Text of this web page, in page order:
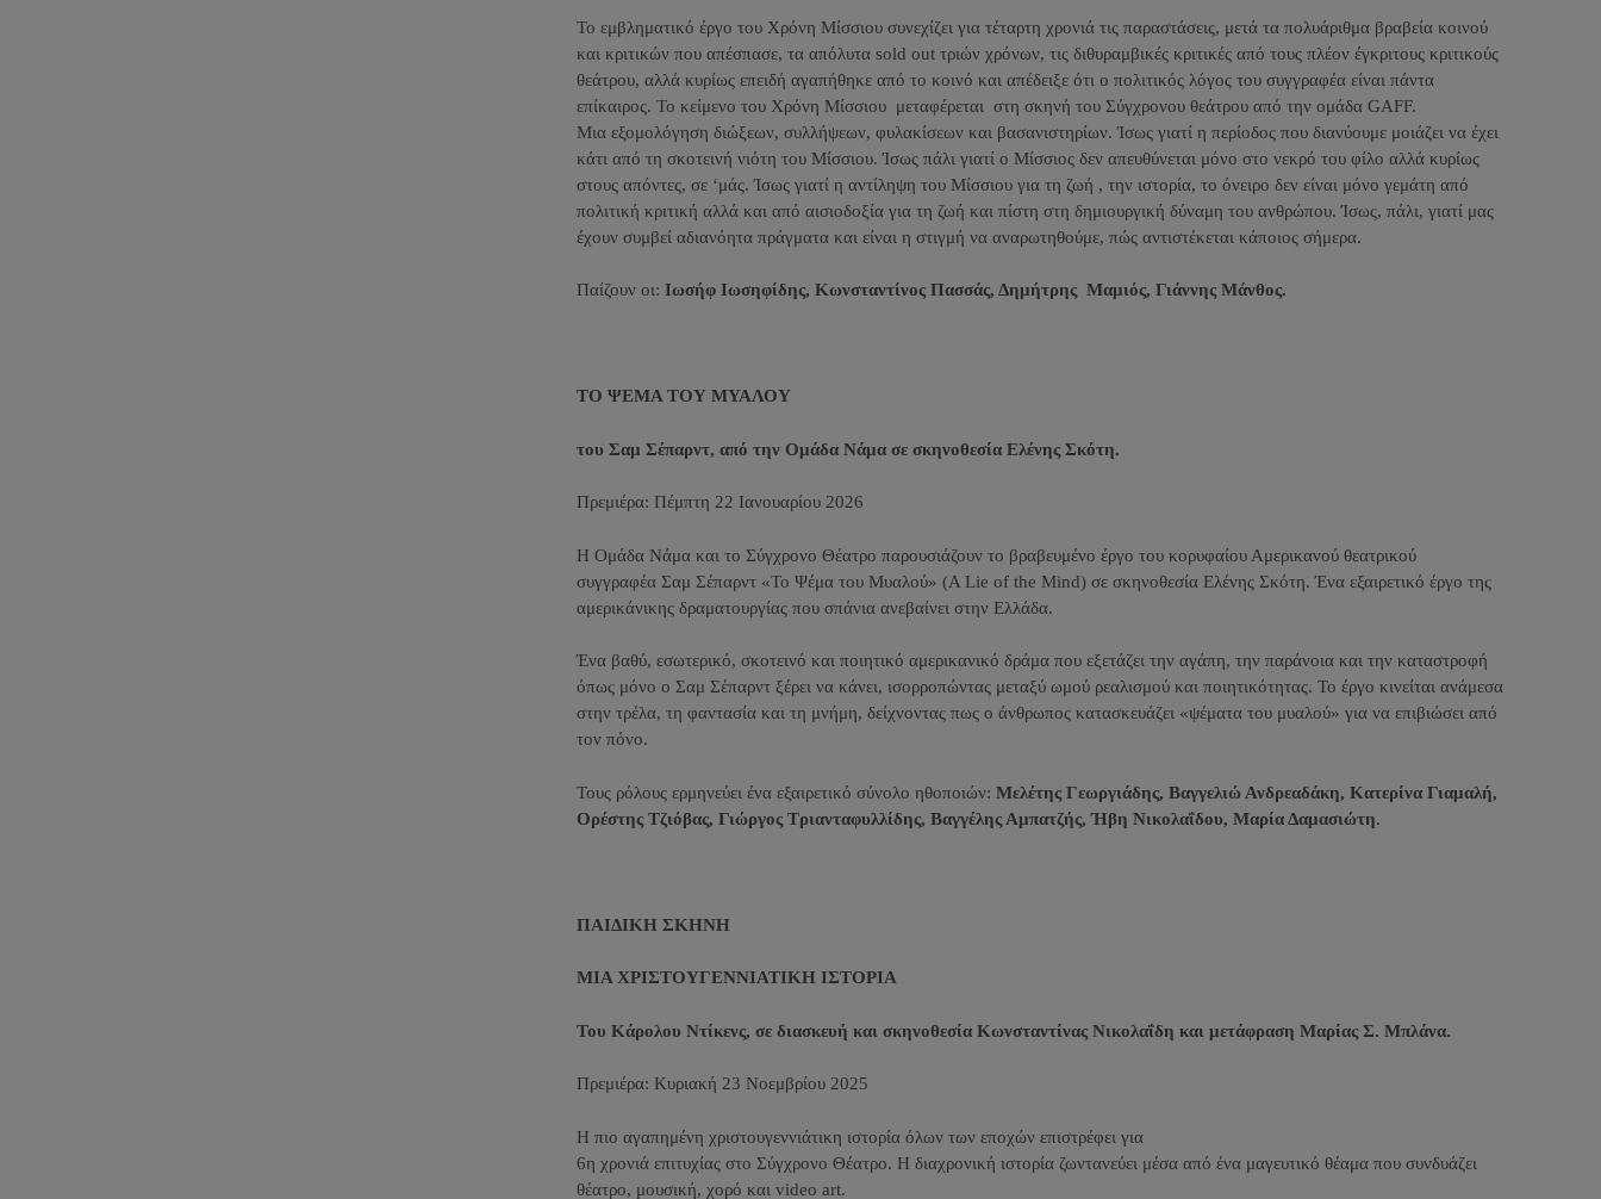
Το εμβληματικό έργο του Χρόνη Μίσσιου συνεχίζει για τέταρτη χρονιά τις παραστάσεις, μετά τα πολυάριθμα βραβεία κοινού
και κριτικών που απέσπασε, τα απόλυτα sold out τριών χρόνων, τις διθυραμβικές κριτικές από τους πλέον έγκριτους κριτικούς
θεάτρου, αλλά κυρίως επειδή αγαπήθηκε από το κοινό και απέδειξε ότι ο πολιτικός λόγος του συγγραφέα είναι πάντα
επίκαιρος. Το κείμενο του Χρόνη Μίσσιου μεταφέρεται στη σκηνή του Σύγχρονου θεάτρου από την ομάδα GAFF.
Μια εξομολόγηση διώξεων, συλλήψεων, φυλακίσεων και βασανιστηρίων. Ίσως γιατί η περίοδος που διανύουμε μοιάζει να έχει
κάτι από τη σκοτεινή νιότη του Μίσσιου. Ίσως πάλι γιατί ο Μίσσιος δεν απευθύνεται μόνο στο νεκρό του φίλο αλλά κυρίως
στους απόντες, σε ‘μάς. Ίσως γιατί η αντίληψη του Μίσσιου για τη ζωή , την ιστορία, το όνειρο δεν είναι μόνο γεμάτη από
πολιτική κριτική αλλά και από αισιοδοξία για τη ζωή και πίστη στη δημιουργική δύναμη του ανθρώπου. Ίσως, πάλι, γιατί μας
έχουν συμβεί αδιανόητα πράγματα και είναι η στιγμή να αναρωτηθούμε, πώς αντιστέκεται κάποιος σήμερα.
Παίζουν οι: Ιωσήφ Ιωσηφίδης, Κωνσταντίνος Πασσάς, Δημήτρης Μαμιός, Γιάννης Μάνθος.
ΤΟ ΨΕΜΑ ΤΟΥ ΜΥΑΛΟΥ
του Σαμ Σέπαρντ, από την Ομάδα Νάμα σε σκηνοθεσία Ελένης Σκότη.
Πρεμιέρα: Πέμπτη 22 Ιανουαρίου 2026
H Ομάδα Νάμα και το Σύγχρονο Θέατρο παρουσιάζουν το βραβευμένο έργο του κορυφαίου Αμερικανού θεατρικού
συγγραφέα Σαμ Σέπαρντ «Το Ψέμα του Μυαλού» (Α Lie of the Mind) σε σκηνοθεσία Ελένης Σκότη. Ένα εξαιρετικό έργο της
αμερικάνικης δραματουργίας που σπάνια ανεβαίνει στην Ελλάδα.
Ένα βαθύ, εσωτερικό, σκοτεινό και ποιητικό αμερικανικό δράμα που εξετάζει την αγάπη, την παράνοια και την καταστροφή
όπως μόνο ο Σαμ Σέπαρντ ξέρει να κάνει, ισορροπώντας μεταξύ ωμού ρεαλισμού και ποιητικότητας. Το έργο κινείται ανάμεσα
στην τρέλα, τη φαντασία και τη μνήμη, δείχνοντας πως ο άνθρωπος κατασκευάζει «ψέματα του μυαλού» για να επιβιώσει από
τον πόνο.
Τους ρόλους ερμηνεύει ένα εξαιρετικό σύνολο ηθοποιών: Μελέτης Γεωργιάδης, Βαγγελιώ Ανδρεαδάκη, Κατερίνα Γιαμαλή,
Ορέστης Τζιόβας, Γιώργος Τριανταφυλλίδης, Βαγγέλης Αμπατζής, Ήβη Νικολαΐδου, Μαρία Δαμασιώτη.
ΠΑΙΔΙΚΗ ΣΚΗΝΗ
ΜΙΑ ΧΡΙΣΤΟΥΓΕΝΝΙΑΤΙΚΗ ΙΣΤΟΡΙΑ
Του Κάρολου Ντίκενς, σε διασκευή και σκηνοθεσία Κωνσταντίνας Νικολαΐδη και μετάφραση Μαρίας Σ. Μπλάνα.
Πρεμιέρα: Κυριακή 23 Νοεμβρίου 2025
Η πιο αγαπημένη χριστουγεννιάτικη ιστορία όλων των εποχών επιστρέφει για
6η χρονιά επιτυχίας στο Σύγχρονο Θέατρο. Η διαχρονική ιστορία ζωντανεύει μέσα από ένα μαγευτικό θέαμα που συνδυάζει
θέατρο, μουσική, χορό και video art.